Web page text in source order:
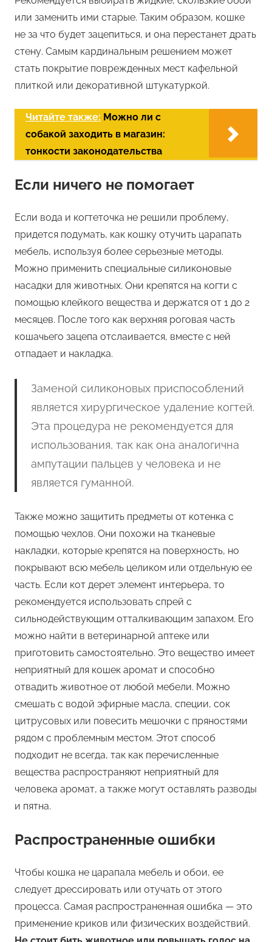
или заменить ими старые. Таким образом, кошке
не за что будет зацепиться, и она перестанет драть
стену. Самым кардинальным решением может
стать покрытие поврежденных мест кафельной
плиткой или декоративной штукатуркой.
Читайте также: Можно ли с
собакой заходить в магазин:
тонкости законодательства
Если ничего не помогает
Если вода и когтеточка не решили проблему,
придется подумать, как кошку отучить царапать
мебель, используя более серьезные методы.
Можно применить специальные силиконовые
насадки для животных. Они крепятся на когти с
помощью клейкого вещества и держатся от 1 до 2
месяцев. После того как верхняя роговая часть
кошачьего зацепа отслаивается, вместе с ней
отпадает и накладка.
Заменой силиконовых приспособлений
является хирургическое удаление когтей.
Эта процедура не рекомендуется для
использования, так как она аналогична
ампутации пальцев у человека и не
является гуманной.
Также можно защитить предметы от котенка с
помощью чехлов. Они похожи на тканевые
накладки, которые крепятся на поверхность, но
покрывают всю мебель целиком или отдельную ее
часть. Если кот дерет элемент интерьера, то
рекомендуется использовать спрей с
сильнодействующим отталкивающим запахом. Его
можно найти в ветеринарной аптеке или
приготовить самостоятельно. Это вещество имеет
неприятный для кошек аромат и способно
отвадить животное от любой мебели. Можно
смешать с водой эфирные масла, специи, сок
цитрусовых или повесить мешочки с пряностями
рядом с проблемным местом. Этот способ
подходит не всегда, так как перечисленные
вещества распространяют неприятный для
человека аромат, а также могут оставлять разводы
и пятна.
Распространенные ошибки
Чтобы кошка не царапала мебель и обои, ее
следует дрессировать или отучать от этого
процесса. Самая распространенная ошибка — это
применение криков или физических воздействий.